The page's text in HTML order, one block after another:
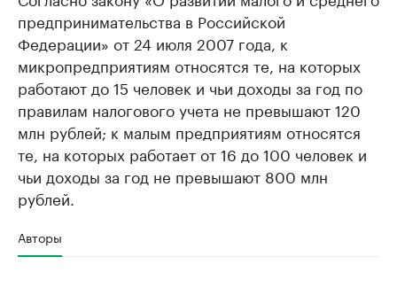
предпринимательства в Российской
Федерации» от 24 июля 2007 года, к
микропредприятиям относятся те, на которых
работают до 15 человек и чьи доходы за год по
правилам налогового учета не превышают 120
млн рублей; к малым предприятиям относятся
те, на которых работает от 16 до 100 человек и
чьи доходы за год не превышают 800 млн
рублей.
Авторы